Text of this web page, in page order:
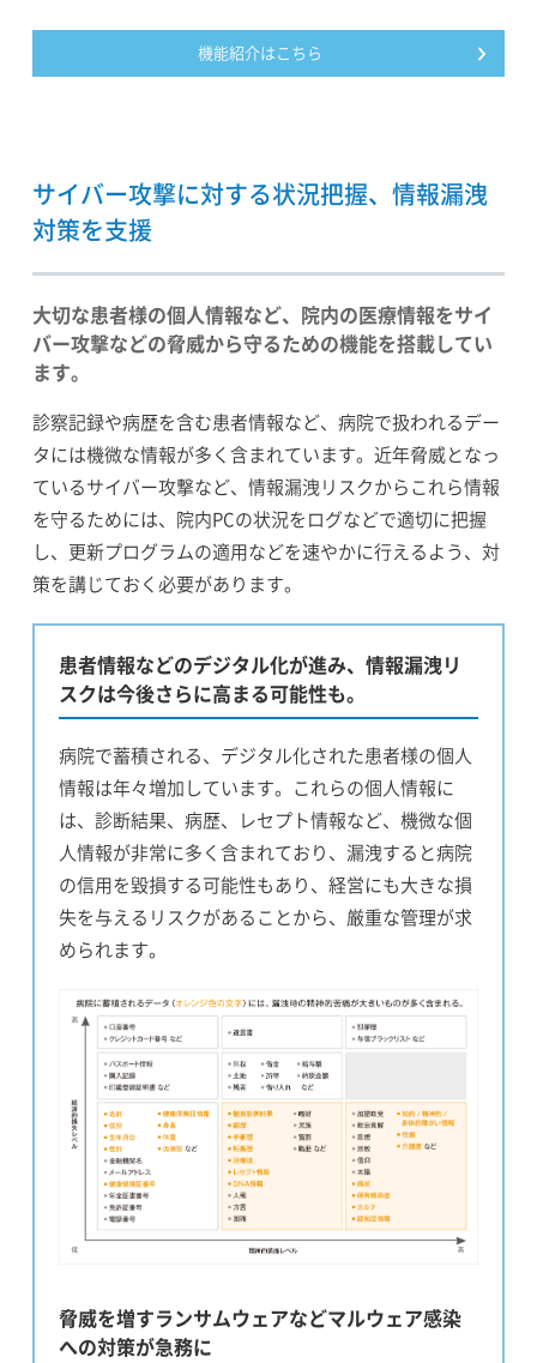
機能紹介はこちら
サイバー攻撃に対する状況把握、情報漏洩
対策を支援
大切な患者様の個人情報など、院内の医療情報をサイ
バー攻撃などの脅威から守るための機能を搭載してい
ます。
診察記録や病歴を含む患者情報など、病院で扱われるデー
タには機微な情報が多く含まれています。近年脅威となっ
ているサイバー攻撃など、情報漏洩リスクからこれら情報
を守るためには、院内PCの状況をログなどで適切に把握
し、更新プログラムの適用などを速やかに行えるよう、対
策を講じておく必要があります。
患者情報などのデジタル化が進み、情報漏洩リ
スクは今後さらに高まる可能性も。
病院で蓄積される、デジタル化された患者様の個人
情報は年々増加しています。これらの個人情報に
は、診断結果、病歴、レセプト情報など、機微な個
人情報が非常に多く含まれており、漏洩すると病院
の信用を毀損する可能性もあり、経営にも大きな損
失を与えるリスクがあることから、厳重な管理が求
められます。
脅威を増すランサムウェアなどマルウェア感染
への対策が急務に